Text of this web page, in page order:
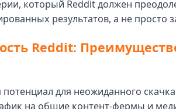
который Reddit должен
результатов, а не просто
Reddit:
потенциал для неожиданного
на общие контент-фермы и